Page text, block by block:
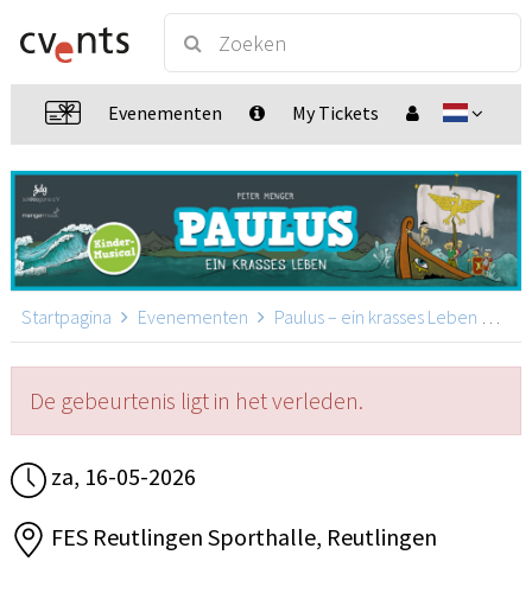
Evenementen My Tickets
Startpagina Evenementen Paulus – ein krasses Leben
De gebeurtenis ligt in het verleden.
za, 16-05-2026
FES Reutlingen Sporthalle, Reutlingen